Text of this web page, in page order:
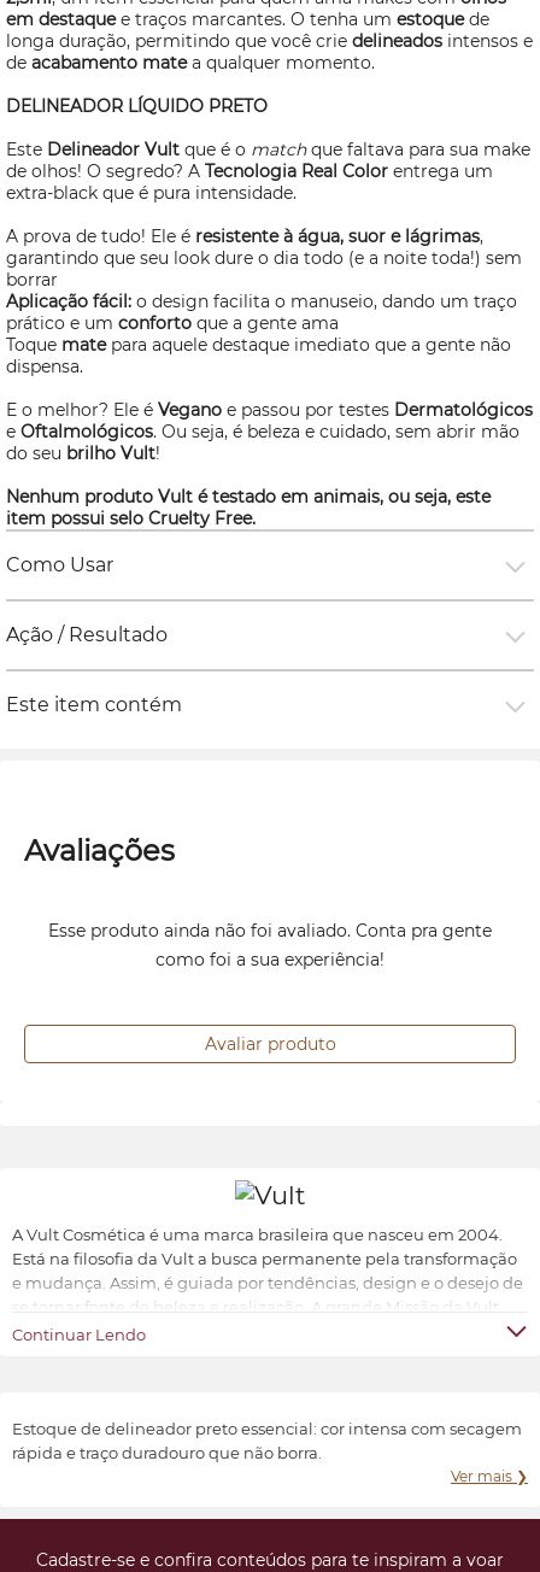
em destaquee traços marcantes. O tenha um estoquede
longa duração, permitindo que você crie delineados intensos e
de acabamento matea qualquer momento.
DELINEADOR LÍQUIDO PRETO
Este Delineador Vult que é o matchque faltava para sua make
de olhos! O segredo? A Tecnologia Real Color entrega um
extra-black que é pura intensidade.
A prova de tudo! Ele é resistente à água, suor e lágrimas,
garantindo que seu look dure o dia todo (e a noite toda!) sem
borrar
Aplicação fácil: o design facilita o manuseio, dando um traço
prático e um conforto que a gente ama
Toque matepara aquele destaque imediato que a gente não
dispensa.
E o melhor? Ele é Vegano e passou por testes Dermatológicos
e Oftalmológicos. Ou seja, é beleza e cuidado, sem abrir mão
do seu brilho Vult!
Nenhum produto Vult é testado em animais, ou seja, este
item possui selo Cruelty Free.
Como Usar
Ação / Resultado
Este item contém
Avaliações
Esse produto ainda não foi avaliado. Conta pra gente
como foi a sua experiência!
Avaliar produto
A Vult Cosmética é uma marca brasileira que nasceu em 2004.
Está na filosofia da Vult a busca permanente pela transformação
e mudança. Assim, é guiada por tendências, design e o desejo de
se tornar fonte de beleza e realização. A grande Missão da Vult
Cosmética é oferecer ao universo feminino a possibilidade de ter
Continuar Lendo
Estoque de delineador preto essencial: cor intensa com secagem
rápida e traço duradouro que não borra.
Ver mais ❯
Cadastre-se e confira conteúdos para te inspiram a voar